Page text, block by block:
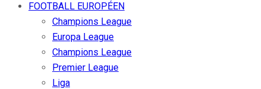
FOOTBALL EUROPÉEN
Champions League
Europa League
Champions League
Premier League
Liga